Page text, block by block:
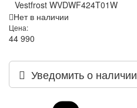
Vestfrost WVDWF424T01W
Нет в наличии
Цена:
44 990
Уведомить о наличии